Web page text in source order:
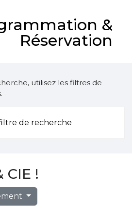
&
Réservation
utilisez les filtres de
de recherche
CIE !